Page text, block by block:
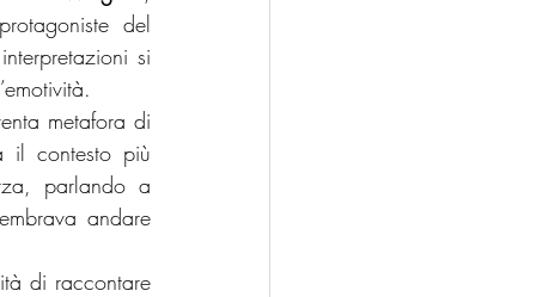
del
si
metafora di
il contesto più
parlando a
andare
di raccontare